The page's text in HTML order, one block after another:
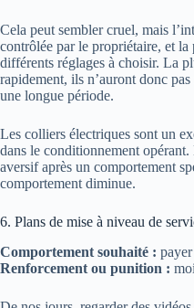
Cela peut sembler cruel, mais
contrôlée par le propriétaire, et
différents réglages à choisir. La
rapidement, ils n’auront donc
une longue période.
Les colliers électriques sont un
dans le conditionnement
aversif après un comportement
comportement diminue.
6. Plans de mise à niveau de
Comportement souhaité :
Renforcement ou punition :